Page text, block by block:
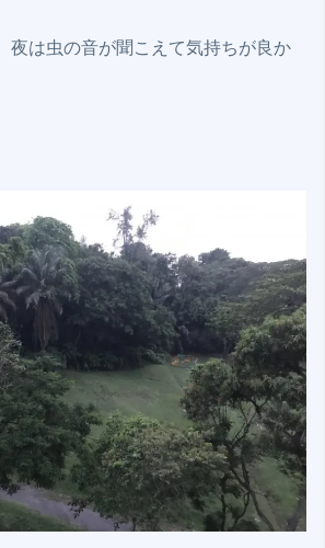
夜は虫の音が聞こえて気持ちが良か